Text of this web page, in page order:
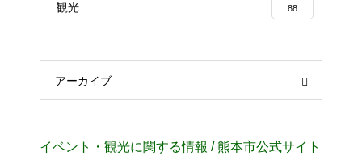
観光 88
アーカイブ
イベント・観光に関する情報 / 熊本市公式サイト